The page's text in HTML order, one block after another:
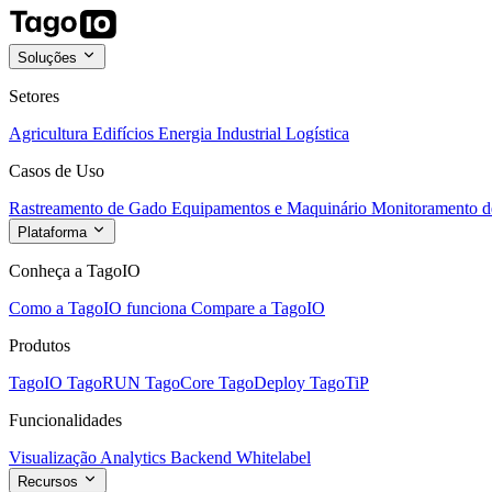
Soluções
Setores
Agricultura Edifícios Energia Industrial Logística
Casos de Uso
Rastreamento de Gado Equipamentos e Maquinário Monitoramento
Plataforma
Conheça a TagoIO
Como a TagoIO funciona Compare a TagoIO
Produtos
TagoIO TagoRUN TagoCore TagoDeploy TagoTiP
Funcionalidades
Visualização Analytics Backend Whitelabel
Recursos